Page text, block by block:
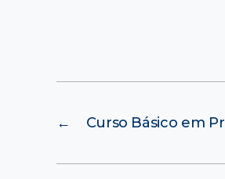
← Curso Básico em